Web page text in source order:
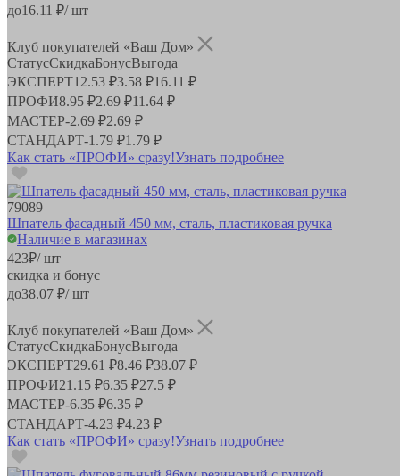
до16.11 ₽/ шт
Клуб покупателей «Ваш Дом»
СтатусСкидкаБонусВыгода
ЭКСПЕРТ12.53 ₽3.58 ₽16.11 ₽
ПРОФИ8.95 ₽2.69 ₽11.64 ₽
МАСТЕР-2.69 ₽2.69 ₽
СТАНДАРТ-1.79 ₽1.79 ₽
Как стать «ПРОФИ» сразу!Узнать подробнее
79089
Шпатель фасадный 450 мм, сталь, пластиковая ручка
Наличие в магазинах
423₽/ шт
скидка и бонус
до38.07 ₽/ шт
Клуб покупателей «Ваш Дом»
СтатусСкидкаБонусВыгода
ЭКСПЕРТ29.61 ₽8.46 ₽38.07 ₽
ПРОФИ21.15 ₽6.35 ₽27.5 ₽
МАСТЕР-6.35 ₽6.35 ₽
СТАНДАРТ-4.23 ₽4.23 ₽
Как стать «ПРОФИ» сразу!Узнать подробнее